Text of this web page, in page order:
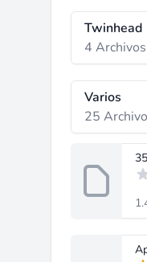
Twinhead
4 Archivos
Varios
25